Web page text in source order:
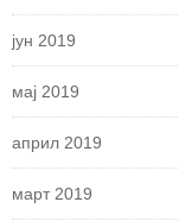
јун 2019
мај 2019
април 2019
март 2019